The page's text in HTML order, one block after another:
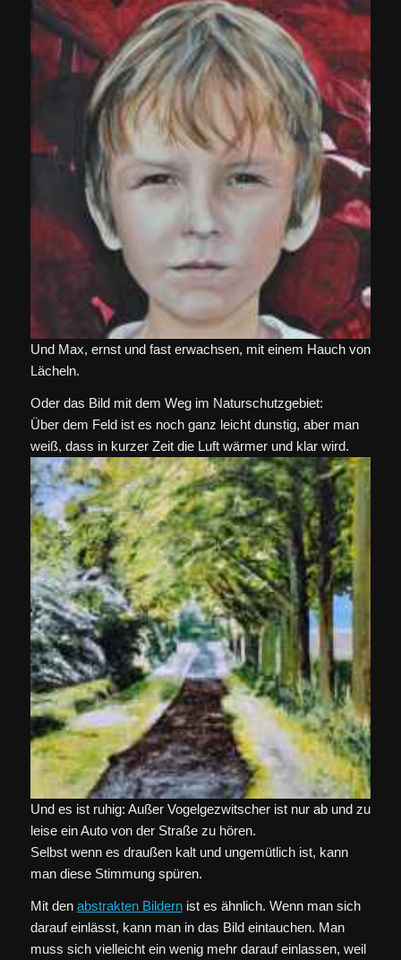
Und Max, ernst und fast erwachsen, mit einem Hauch von
Lächeln.
Oder das Bild mit dem Weg im Naturschutzgebiet:
Über dem Feld ist es noch ganz leicht dunstig, aber man
weiß, dass in kurzer Zeit die Luft wärmer und klar wird.
Und es ist ruhig: Außer Vogelgezwitscher ist nur ab und zu
leise ein Auto von der Straße zu hören.
Selbst wenn es draußen kalt und ungemütlich ist, kann
man diese Stimmung spüren.
Mit den abstrakten Bildernist es ähnlich. Wenn man sich
darauf einlässt, kann man in das Bild eintauchen. Man
muss sich vielleicht ein wenig mehr darauf einlassen, weil